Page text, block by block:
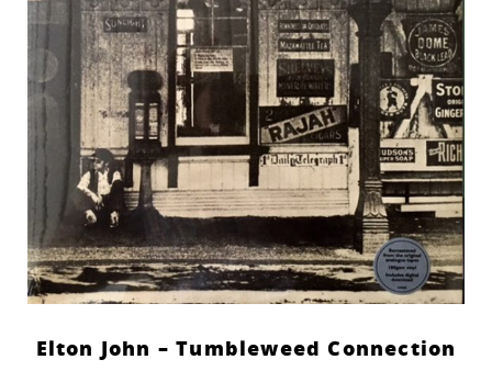
Elton John – Tumbleweed Connection